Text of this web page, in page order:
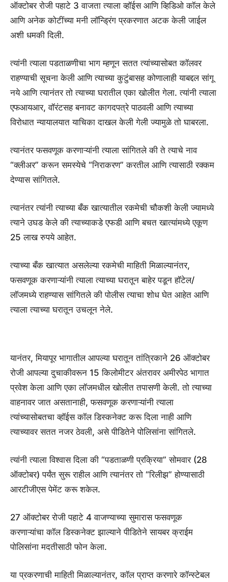
ऑक्टोबर रोजी पहाटे 3 वाजता त्याला व्हॉईस आणि व्हिडिओ कॉल केले
आणि अनेक कोटींच्या मनी लॉन्ड्रिंग प्रकरणात अटक केली जाईल
अशी धमकी दिली.
त्यांनी त्याला पडताळणीचा भाग म्हणून सतत त्यांच्यासोबत कॉलवर
राहण्याची सूचना केली आणि त्याच्या कुटुंबासह कोणालाही याबद्दल सांगू
नये आणि त्यानंतर तो त्याच्या घरातील एका खोलीत गेला. त्यांनी त्याला
एफआयआर, वॉरंटसह बनावट कागदपत्रे पाठवली आणि त्याच्या
विरोधात न्यायालयात याचिका दाखल केली गेली ज्यामुळे तो घाबरला.
त्यानंतर फसवणूक करणाऱ्यांनी त्याला सांगितले की ते त्याचे नाव
“क्लीअर” करून समस्येचे “निराकरण” करतील आणि त्यासाठी रक्कम
देण्यास सांगितले.
त्यानंतर त्यांनी त्याच्या बँक खात्यातील रकमेची चौकशी केली ज्यामध्ये
त्याने उघड केले की त्याच्याकडे एफडी आणि बचत खात्यांमध्ये एकूण
25 लाख रुपये आहेत.
त्याच्या बँक खात्यात असलेल्या रकमेची माहिती मिळाल्यानंतर,
फसवणूक करणाऱ्यांनी त्याला त्याच्या घरातून बाहेर पडून हॉटेल/
लॉजमध्ये राहण्यास सांगितले की पोलीस त्याचा शोध घेत आहेत आणि
त्याला त्याच्या घरातून उचलून नेले.
यानंतर, मियापूर भागातील आपल्या घरातून तांत्रिकाने 26 ऑक्टोबर
रोजी आपल्या दुचाकीवरून 15 किलोमीटर अंतरावर अमीरपेठ भागात
प्रवेश केला आणि एका लॉजमधील खोलीत तपासणी केली. तो त्याच्या
वाहनावर जात असतानाही, फसवणूक करणाऱ्यांनी त्याला
त्यांच्यासोबतचा व्हॉईस कॉल डिस्कनेक्ट करू दिला नाही आणि
त्याच्यावर सतत नजर ठेवली, असे पीडितेने पोलिसांना सांगितले.
त्यांनी त्याला विश्वास दिला की “पडताळणी प्रक्रिया” सोमवार (28
ऑक्टोबर) पर्यंत सुरू राहील आणि त्यानंतर तो “रिलीझ” होण्यासाठी
आरटीजीएस पेमेंट करू शकेल.
27 ऑक्टोबर रोजी पहाटे 4 वाजण्याच्या सुमारास फसवणूक
करणाऱ्यांचा कॉल डिस्कनेक्ट झाल्याने पीडितेने सायबर क्राईम
पोलिसांना मदतीसाठी फोन केला.
या प्रकरणाची माहिती मिळाल्यानंतर, कॉल प्राप्त करणारे कॉन्स्टेबल